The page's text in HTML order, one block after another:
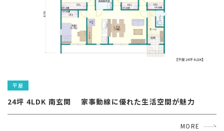
平屋
24坪 4LDK 南玄関 　家事動線に優れた生活空間が魅力
MORE